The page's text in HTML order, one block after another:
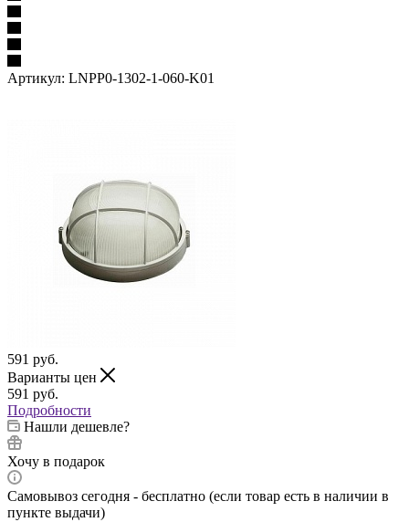
Артикул: LNPP0-1302-1-060-K01
591 руб.
Варианты цен
591 руб.
Подробности
Нашли дешевле?
Хочу в подарок
Самовывоз сегодня - бесплатно (если товар есть в наличии в
пункте выдачи)